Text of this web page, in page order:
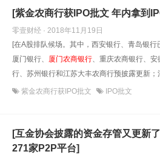
[紫金农商行获IPO批文 年内拿到
零壹财经 · 2018年11月19日
[在A股排队候场。其中，西安银行、青岛银行
厦门银行、 厦门农商银行、重庆农商银行、
行、苏州银行和江苏大丰农商行预披露更新
紫金农商行获IPO批文 IPO批文
[互金协会披露的资金存管又更新
271家P2P平台]